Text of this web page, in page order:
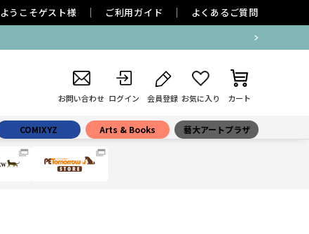
ようこそゲスト様 ご利用ガイド よくあるご質問
お問い合わせ ログイン 会員登録 お気に入り カート
COMIXYZ Arts & Books 藝大アートプラザ